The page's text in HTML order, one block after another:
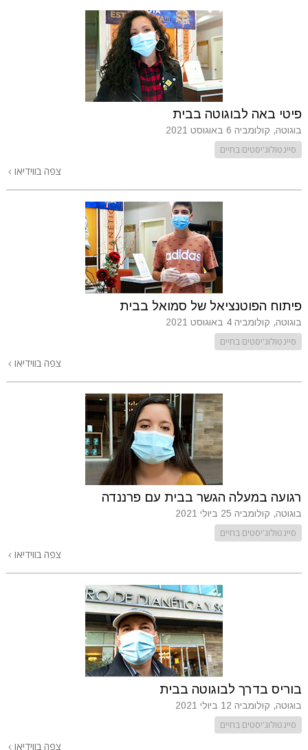
פיטי באה לבוגוטה בבית
בוגוטה, קולומביה 6 באוגוסט 2021
סיינטולוג'יסטים בחיים
צפה בווידיאו
פיתוח הפוטנציאל של סמואל בבית
בוגוטה, קולומביה 4 באוגוסט 2021
סיינטולוג'יסטים בחיים
צפה בווידיאו
רגועה במעלה הגשר בבית עם פרננדה
בוגוטה, קולומביה 25 ביולי 2021
סיינטולוג'יסטים בחיים
צפה בווידיאו
בוריס בדרך לבוגוטה בבית
בוגוטה, קולומביה 12 ביולי 2021
סיינטולוג'יסטים בחיים
צפה בווידיאו